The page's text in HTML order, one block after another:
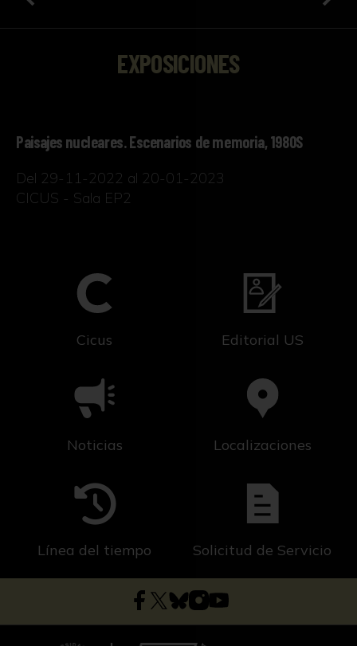
EXPOSICIONES
Paisajes nucleares. Escenarios de memoria, 1980S
Del 29-11-2022 al 20-01-2023
CICUS - Sala EP2
Cicus Editorial US
Noticias Localizaciones
Línea del tiempo Solicitud de Servicio